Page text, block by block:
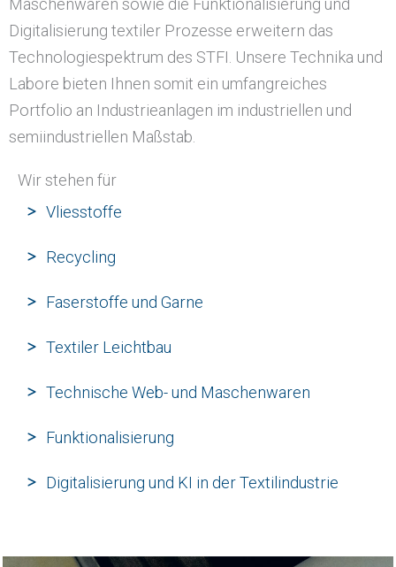
Maschenwaren sowie die Funktionalisierung und
Digitalisierung textiler Prozesse erweitern das
Technologiespektrum des STFI. Unsere Technika und
Labore bieten Ihnen somit ein umfangreiches
Portfolio an Industrieanlagen im industriellen und
semiindustriellen Maßstab.
Wir stehen für
Vliesstoffe
Recycling
Faserstoffe und Garne
Textiler Leichtbau
Technische Web- und Maschenwaren
Funktionalisierung
Digitalisierung und KI in der Textilindustrie